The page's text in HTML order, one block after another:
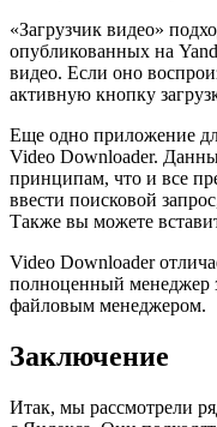
«Загрузчик видео»
опубликованных на
видео. Если оно
активную кнопку
Еще одно приложение
Video Downloader.
принципам, что и все
ввести поисковой
Также вы можете
Video Downloader
полноценный менеджер
файловым менеджером.
Заключение
Итак, мы рассмотрели